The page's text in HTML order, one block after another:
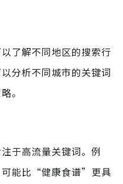
了解不同地区的搜索行
分析不同城市的关键词
。
于高流量关键词。例
能比“健康食谱”更具